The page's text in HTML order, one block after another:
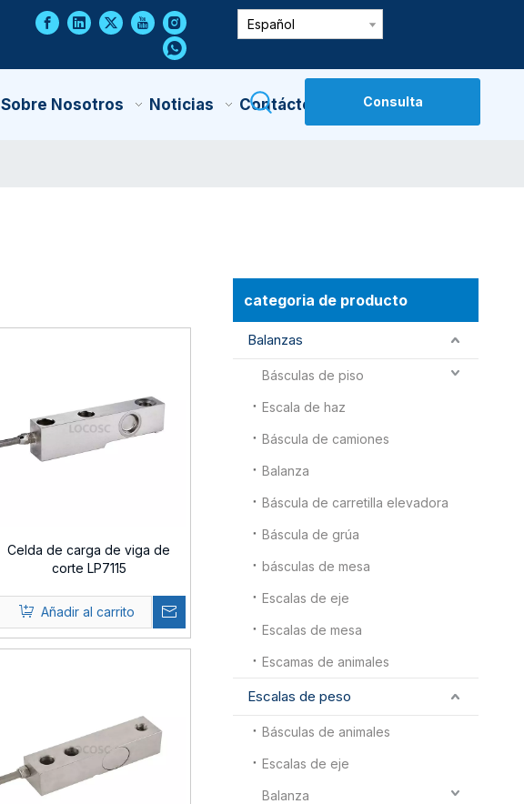
Español
Sobre Nosotros Noticias Contáctenos Consulta
Celda de carga de viga de
corte LP7115
Añadir al carrito
categoria de producto
Balanzas
Básculas de piso
Escala de haz
Báscula de camiones
Balanza
Báscula de carretilla elevadora
Báscula de grúa
básculas de mesa
Escalas de eje
Escalas de mesa
Escamas de animales
Escalas de peso
Básculas de animales
Escalas de eje
Balanza